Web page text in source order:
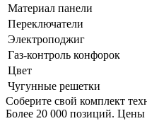
Материал панели
Переключатели
Электроподжиг
Газ-контроль конфорок
Цвет
Чугунные решетки
Соберите свой комплект
Более 20 000 позиций.